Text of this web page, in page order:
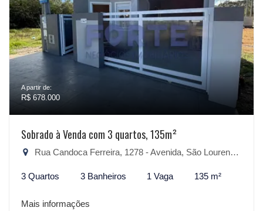
A partir de:
R$ 678.000
Sobrado à Venda com 3 quartos, 135m²
Rua Candoca Ferreira, 1278 - Avenida, São Lourenço do Sul-RS
3 Quartos 3 Banheiros 1 Vaga 135 m²
Mais informações